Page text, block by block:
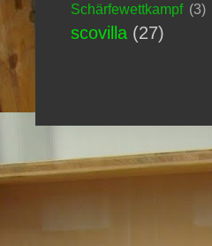
Schärfewettkampf (3)
scovilla (27)